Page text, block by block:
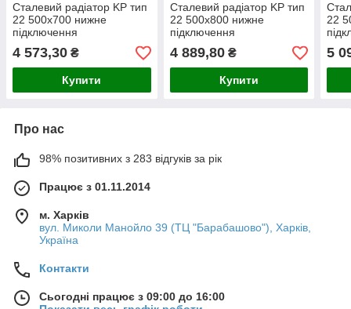
Сталевий радіатор KP тип
22 500х700 нижне
підключення
4 573,30 ₴
Купити
Сталевий радіатор KP тип
22 500х800 нижне
підключення
4 889,80₴
Купити
22
5
Про нас
98% позитивних з 283 відгуків за рік
Працює з 01.11.2014
м. Харків
вул. Миколи Манойло 39 (ТЦ "Барабашово"), Харків,
Україна
Контакти
Сьогодні працює з 09:00 до 16:00